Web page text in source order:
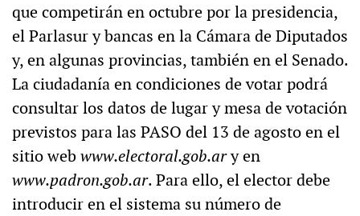
que competirán en octubre por la presidencia,
el Parlasur y bancas en la Cámara de Diputados
y, en algunas provincias, también en el Senado.
La ciudadanía en condiciones de votar podrá
consultar los datos de lugar y mesa de votación
previstos para las PASO del 13 de agosto en el
sitio web www.electoral.gob.ary en
www.padron.gob.ar. Para ello, el elector debe
introducir en el sistema su número de